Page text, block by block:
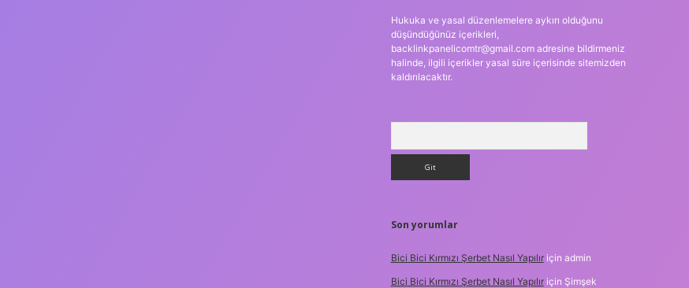
Hukuka ve yasal düzenlemelere aykırı olduğunu
düşündüğünüz içerikleri,
backlinkpanelicomtr@gmail.comadresine bildirmeniz
halinde, ilgili içerikler yasal süre içerisinde sitemizden
kaldırılacaktır.
Son yorumlar
Bici Bici Kırmızı Şerbet Nasıl Yapılıriçin admin
Bici Bici Kırmızı Şerbet Nasıl Yapılıriçin Şimşek